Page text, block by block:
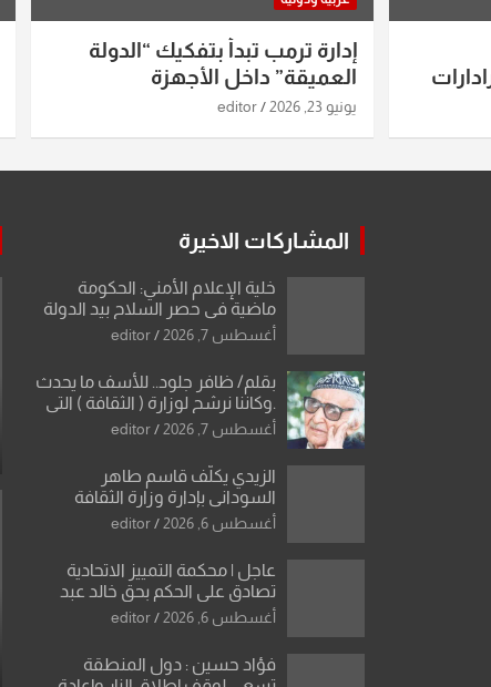
إدارة ترمب تبدأ بتفكيك “الدولة
العميقة” داخل الأجهزة
الاستخباراتية
يونيو 23, 2026 editor
المشاركات الاخيرة
خلية الإعلام الأمني: الحكومة
ماضية في حصر السلاح بيد الدولة
دون رجعة
أغسطس 7, 2026 editor
بقلم/ ظافر جلود.. للأسف ما يحدث
.وكاننا نرشح لوزارة ( الثقافة ) التي
ماتت من زمان وزير يمثلها من
العراقية..
أغسطس 7, 2026 editor
الزيدي يكلّف قاسم طاهر
السوداني بإدارة وزارة الثقافة
أغسطس 6, 2026 editor
عاجل | محكمة التمييز الاتحادية
تصادق على الحكم بحق خالد عبد
الواحد كبيان
أغسطس 6, 2026 editor
فؤاد حسين : دول المنطقة